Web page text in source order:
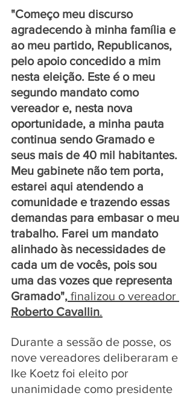
"Começo meu discurso
agradecendo à minha família e
ao meu partido, Republicanos,
pelo apoio concedido a mim
nesta eleição. Este é o meu
segundo mandato como
vereador e, nesta nova
oportunidade, a minha pauta
continua sendo Gramado e
seus mais de 40 mil habitantes.
Meu gabinete não tem porta,
estarei aqui atendendo a
comunidade e trazendo essas
demandas para embasar o meu
trabalho. Farei um mandato
alinhado às necessidades de
cada um de vocês, pois sou
uma das vozes que representa
Gramado", finalizou o vereador
Roberto Cavallin.
Durante a sessão de posse, os
nove vereadores deliberaram e
Ike Koetz foi eleito por
unanimidade como presidente